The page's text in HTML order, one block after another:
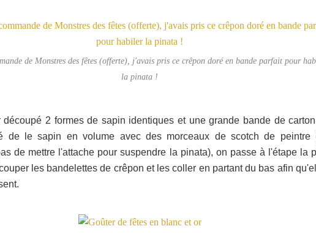
de Monstres des fêtes (offerte), j'avais pris ce crêpon doré en bande parfait pour
la pinata !
découpé 2 formes de sapin identiques et une grande bande de
de le sapin en volume avec des morceaux de scotch de peintre
de mettre l'attache pour suspendre la pinata), on passe à l'étape la
les bandelettes de crêpon et les coller en partant du bas afin